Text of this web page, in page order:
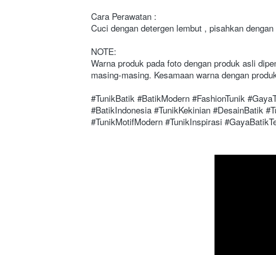
Cara Perawatan :
Cuci dengan detergen lembut , pisahkan
NOTE:
Warna produk pada foto dengan produk asli
masing-masing. Kesamaan warna dengan
#TunikBatik #BatikModern #FashionTunik
#BatikIndonesia #TunikKekinian #DesainBatik
#TunikMotifModern #TunikInspirasi